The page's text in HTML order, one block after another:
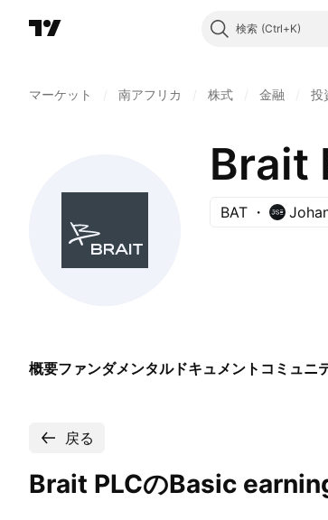
検索
マーケット 南アフリカ 株式 金融 投
Brait
BAT
概要ファンダメンタルドキュメント コミュニ
戻る
Brait PLCのBasic